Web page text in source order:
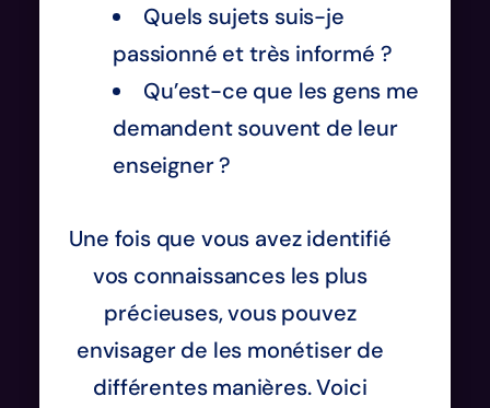
Quels sujets suis-je
passionné et très informé ?
Qu’est-ce que les gens me
demandent souvent de leur
enseigner ?
Une fois que vous avez identifié
vos connaissances les plus
précieuses, vous pouvez
envisager de les monétiser de
différentes manières. Voici